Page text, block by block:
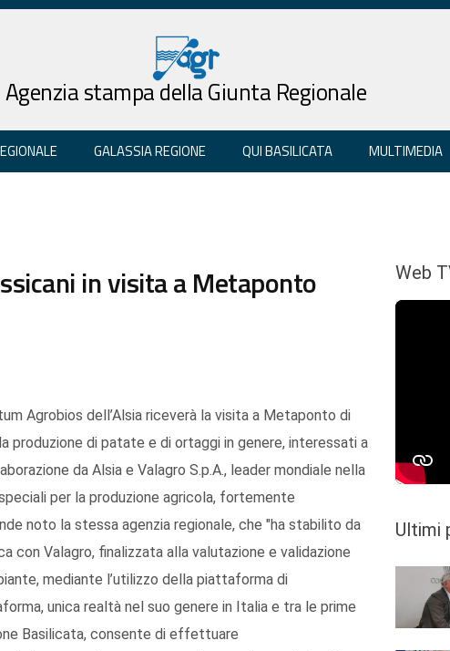
Agenzia stampa della Giunta Regionale
GALASSIA REGIONE QUI BASILICATA MULTIMEDIA
in visita a Metaponto
Agrobios dell’Alsia riceverà la visita a Metaponto di
produzione di patate e di ortaggi in genere, interessati a
da Alsia e Valagro S.p.A., leader mondiale nella
per la produzione agricola, fortemente
noto la stessa agenzia regionale, che "ha stabilito da
con Valagro, finalizzata alla valutazione e validazione
mediante l’utilizzo della piattaforma di
unica realtà nel suo genere in Italia e tra le prime
Basilicata, consente di effettuare
Web
Ultimi